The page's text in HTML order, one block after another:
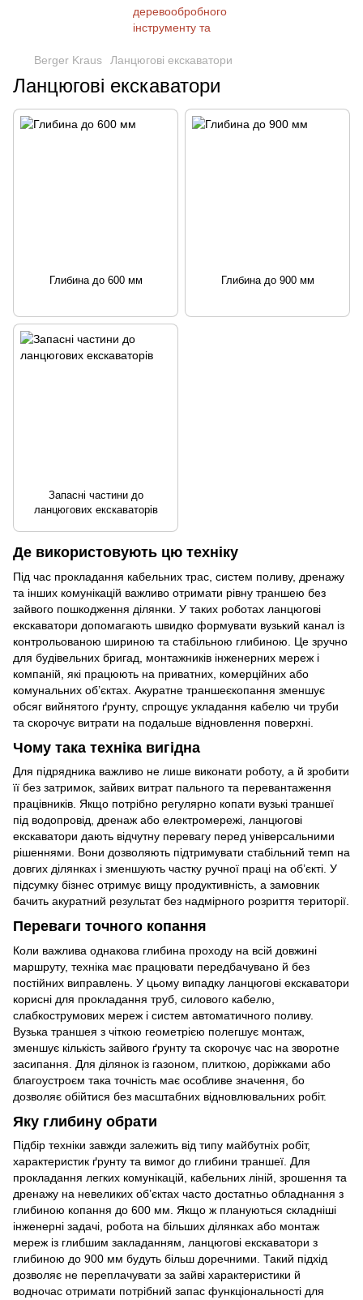
Berger Kraus Ланцюгові екскаватори
Ланцюгові екскаватори
Де використовують цю техніку
Під час прокладання кабельних трас, систем поливу, дренажу
та інших комунікацій важливо отримати рівну траншею без
зайвого пошкодження ділянки. У таких роботах ланцюгові
екскаватори допомагають швидко формувати вузький канал із
контрольованою шириною та стабільною глибиною. Це зручно
для будівельних бригад, монтажників інженерних мереж і
компаній, які працюють на приватних, комерційних або
комунальних об’єктах. Акуратне траншеєкопання зменшує
обсяг вийнятого ґрунту, спрощує укладання кабелю чи труби
та скорочує витрати на подальше відновлення поверхні.
Чому така техніка вигідна
Для підрядника важливо не лише виконати роботу, а й зробити
її без затримок, зайвих витрат пального та перевантаження
працівників. Якщо потрібно регулярно копати вузькі траншеї
під водопровід, дренаж або електромережі, ланцюгові
екскаватори дають відчутну перевагу перед універсальними
рішеннями. Вони дозволяють підтримувати стабільний темп на
довгих ділянках і зменшують частку ручної праці на об’єкті. У
підсумку бізнес отримує вищу продуктивність, а замовник
бачить акуратний результат без надмірного розриття території.
Переваги точного копання
Коли важлива однакова глибина проходу на всій довжині
маршруту, техніка має працювати передбачувано й без
постійних виправлень. У цьому випадку ланцюгові екскаватори
корисні для прокладання труб, силового кабелю,
слабкострумових мереж і систем автоматичного поливу.
Вузька траншея з чіткою геометрією полегшує монтаж,
зменшує кількість зайвого ґрунту та скорочує час на зворотне
засипання. Для ділянок із газоном, плиткою, доріжками або
благоустроєм така точність має особливе значення, бо
дозволяє обійтися без масштабних відновлювальних робіт.
Яку глибину обрати
Підбір техніки завжди залежить від типу майбутніх робіт,
характеристик ґрунту та вимог до глибини траншеї. Для
прокладання легких комунікацій, кабельних ліній, зрошення та
дренажу на невеликих об’єктах часто достатньо обладнання з
глибиною копання до 600 мм. Якщо ж плануються складніші
інженерні задачі, робота на більших ділянках або монтаж
мереж із глибшим закладанням, ланцюгові екскаватори з
глибиною до 900 мм будуть більш доречними. Такий підхід
дозволяє не переплачувати за зайві характеристики й
водночас отримати потрібний запас функціональності для
Глибина до 600 мм Глибина до 900 мм
Запасні частини до
ланцюгових екскаваторів